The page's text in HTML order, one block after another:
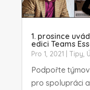
1. prosince
edici Teams
Pro 1, 2021 Tipy
Podpořte
pro spolupráci